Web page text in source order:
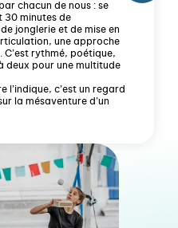
chacun de nous : se
30 minutes de
jonglerie et de mise en
une approche
C’est rythmé, poétique,
deux pour une multitude
l’indique, c’est un regard
la mésaventure d’un